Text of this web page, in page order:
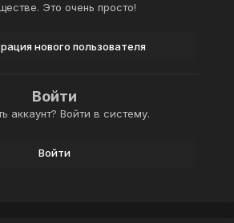
Это очень просто!
нового пользователя
Войти
аккаунт? Войти в систему.
Войти